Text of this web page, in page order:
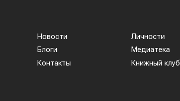
Новости
Блоги
Контакты
Личности
Медиатека
Книжный клуб